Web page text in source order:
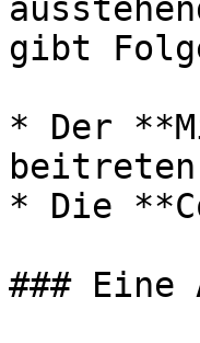
gibt
* Der
beitreten
* Die
### Eine